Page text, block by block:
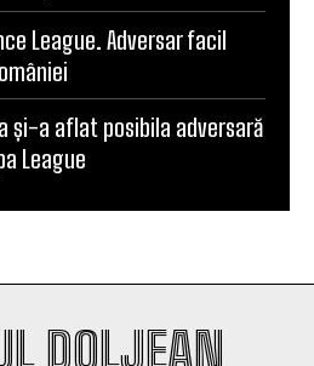
League. Adversar facil
și-a aflat posibila adversară
League
DOLJEAN